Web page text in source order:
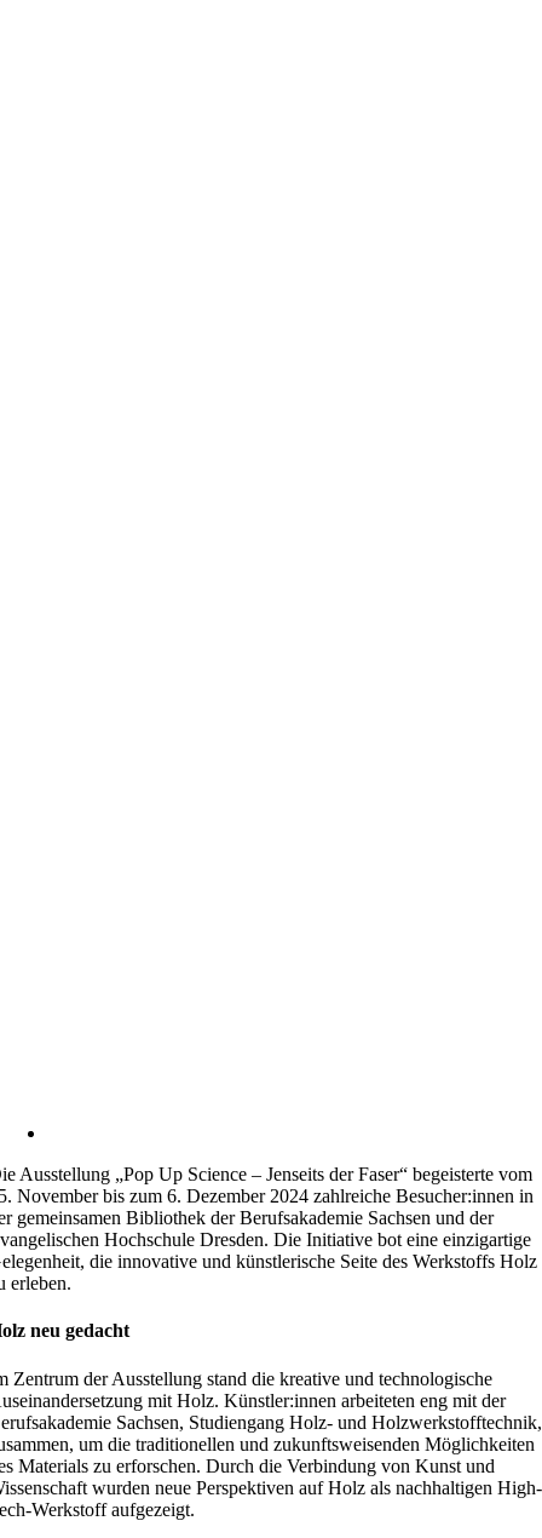
Ausstellung „Pop Up Science – Jenseits der Faser“ begeisterte vom
November bis zum 6. Dezember 2024 zahlreiche Besucher:innen in
gemeinsamen Bibliothek der Berufsakademie Sachsen und der
Hochschule Dresden. Die Initiative bot eine einzigartige
die innovative und künstlerische Seite des Werkstoffs Holz
erleben.
neu gedacht
Zentrum der Ausstellung stand die kreative und technologische
mit Holz. Künstler:innen arbeiteten eng mit der
Sachsen, Studiengang Holz- und Holzwerkstofftechnik,
um die traditionellen und zukunftsweisenden Möglichkeiten
Materials zu erforschen. Durch die Verbindung von Kunst und
wurden neue Perspektiven auf Holz als nachhaltigen High-
Werkstoff aufgezeigt.